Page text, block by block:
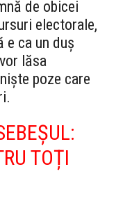
de obicei
electorale,
e ca un duș
lăsa
poze care
TOȚI